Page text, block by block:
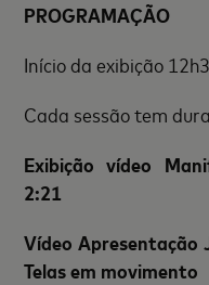
PROGRAMAÇÃO
Início da exibição
Cada sessão tem
Exibição vídeo
2:21
Vídeo Apresentação
Telas em movimento